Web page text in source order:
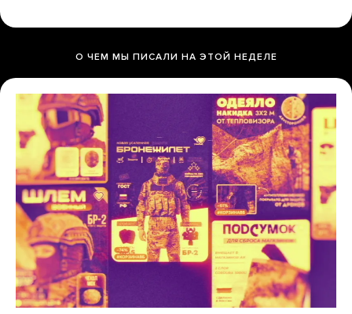
О ЧЕМ МЫ ПИСАЛИ НА ЭТОЙ НЕДЕЛЕ